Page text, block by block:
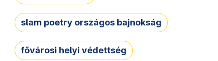
slam poetry országos bajnokság
fővárosi helyi védettség